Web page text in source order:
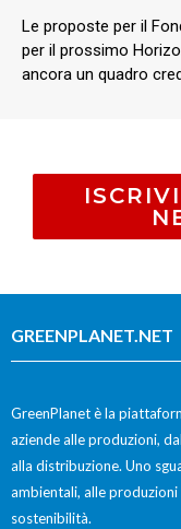
Le proposte per il
per il prossimo
ancora un quadro
GREENPLANET.NET
GreenPlanet è la
aziende alle produzioni,
alla distribuzione. Uno
ambientali, alle
sostenibilità.